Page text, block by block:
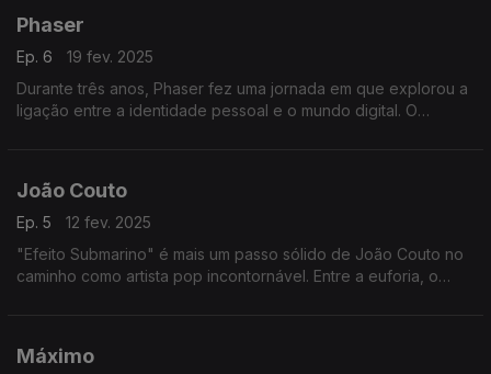
Phaser
Ep. 6
19 fev. 2025
Durante três anos, Phaser fez uma jornada em que explorou a
ligação entre a identidade pessoal e o mundo digital. O
João Couto
Ep. 5
12 fev. 2025
"Efeito Submarino" é mais um passo sólido de João Couto no
caminho como artista pop incontornável. Entre a euforia, o
Máximo